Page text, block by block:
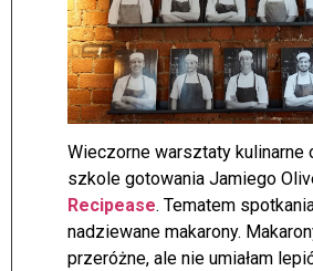
Wieczorne warsztaty kulinarne
szkole gotowania Jamiego
Recipease. Tematem
nadziewane makarony.
przeróżne, ale nie umiałam